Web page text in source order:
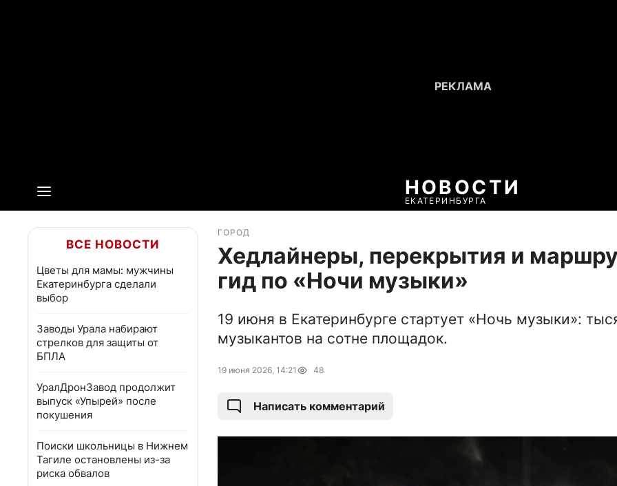
НОВОСТИ
ЕКАТЕРИНБУРГА
ВСЕ НОВОСТИ
Цветы для мамы: мужчины
Екатеринбурга сделали
выбор
Заводы Урала набирают
стрелков для защиты от
БПЛА
УралДронЗавод продолжит
выпуск «Упырей» после
покушения
Поиски школьницы в Нижнем
Тагиле остановлены из-за
риска обвалов
ГОРОД
Хедлайнеры, перекрытия и
гид по «Ночи музыки»
19 июня в Екатеринбурге стартует «Ночь музыки»:
музыкантов на сотне площадок.
19 июня 2026, 14:21 48
Написать комментарий